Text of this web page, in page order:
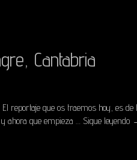
Cantabria
reportaje que os traemos hoy, es
ahora que empieza … Sigue leyendo